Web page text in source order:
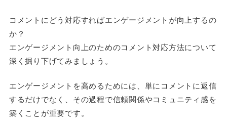
コメントにどう対応すればエンゲージメントが向上するの
か？
エンゲージメント向上のためのコメント対応方法について
深く掘り下げてみましょう。
エンゲージメントを高めるためには、単にコメントに返信
するだけでなく、その過程で信頼関係やコミュニティ感を
築くことが重要です。